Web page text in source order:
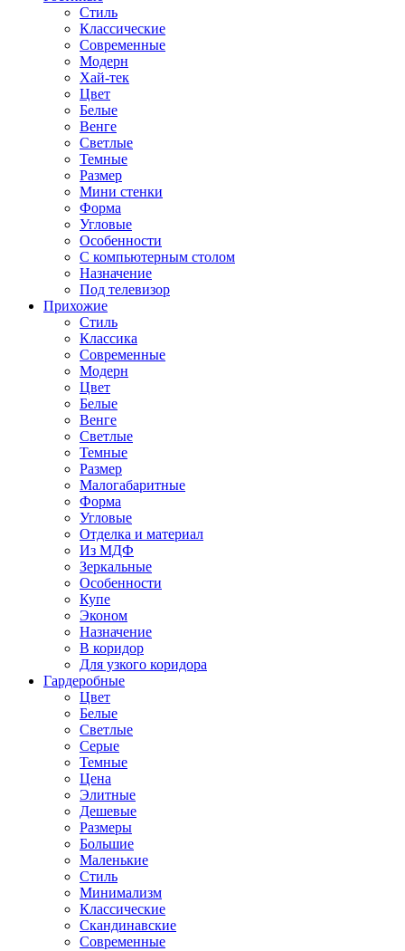
Стиль
Классические
Современные
Модерн
Хай-тек
Цвет
Белые
Венге
Светлые
Темные
Размер
Мини стенки
Форма
Угловые
Особенности
С компьютерным столом
Назначение
Под телевизор
Прихожие
Стиль
Классика
Современные
Модерн
Цвет
Белые
Венге
Светлые
Темные
Размер
Малогабаритные
Форма
Угловые
Отделка и материал
Из МДФ
Зеркальные
Особенности
Купе
Эконом
Назначение
В коридор
Для узкого коридора
Гардеробные
Цвет
Белые
Светлые
Серые
Темные
Цена
Элитные
Дешевые
Размеры
Большие
Маленькие
Стиль
Минимализм
Классические
Скандинавские
Современные